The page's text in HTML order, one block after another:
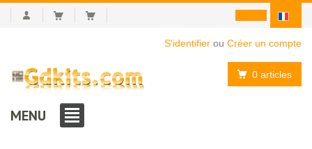
S'identifier ou Créer un compte
0 articles
MENU